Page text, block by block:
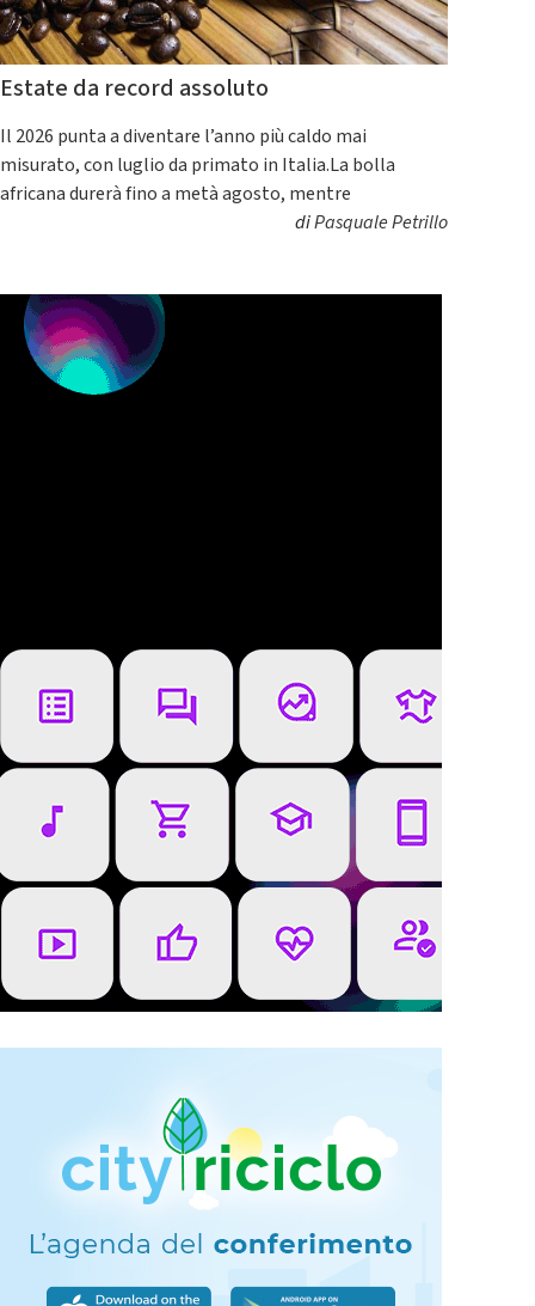
Estate da record assoluto
Il 2026 punta a diventare l’anno più caldo mai
misurato, con luglio da primato in Italia.La bolla
africana durerà fino a metà agosto, mentre
diPasquale Petrillo